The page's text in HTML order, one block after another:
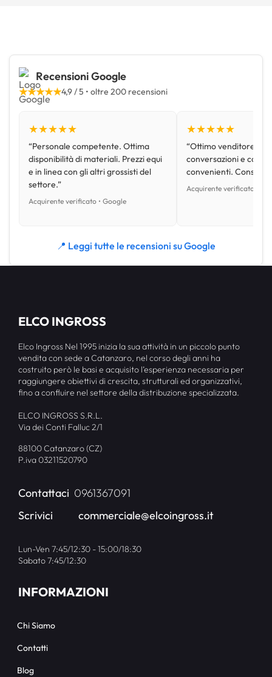
Recensioni Google
★★★★★4,9 / 5 • oltre 200 recensioni
★★★★★
“Personale competente. Ottima
disponibilità di materiali. Prezzi equi
e in linea con gli altri grossisti del
settore.”
Acquirente verificato • Google
★★★★★
“Ottimo venditore,
conversazioni e con
convenienti.
Acquirente verificato •
📍 Leggi tutte le recensioni su Google
ELCO INGROSS
Elco Ingross Nel 1995 inizia la sua attività in un piccolo punto
vendita con sede a Catanzaro, nel corso degli anni ha
costruito però le basi e acquisito l’esperienza necessaria per
raggiungere obiettivi di crescita, strutturali ed organizzativi,
fino a confluire nel settore della distribuzione specializzata.
ELCO INGROSS S.R.L.
Via dei Conti Falluc 2/1
88100 Catanzaro (CZ)
P.iva 03211520790
Contattaci 0961367091
Scrivici
commerciale@elcoingross.it
Lun-Ven 7:45/12:30 - 15:00/18:30
Sabato 7:45/12:30
INFORMAZIONI
Chi Siamo
Contatti
Blog